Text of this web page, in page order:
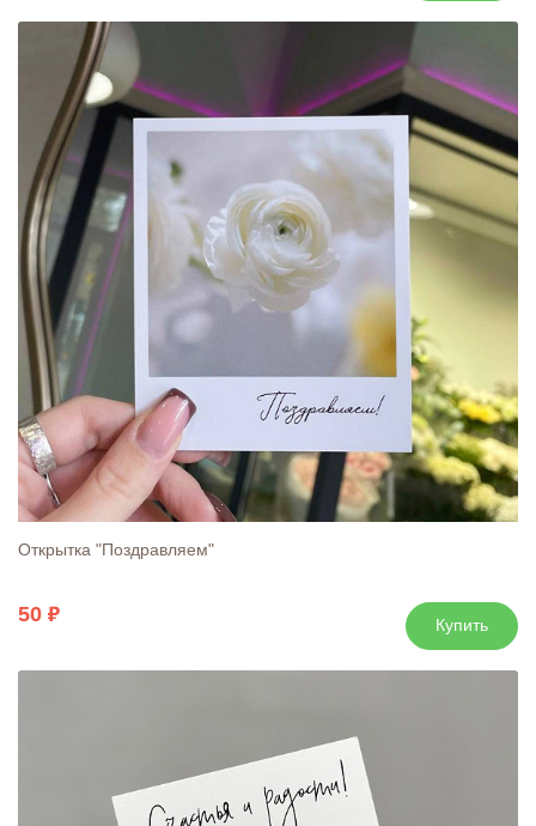
Открытка "Поздравляем"
50 Купить